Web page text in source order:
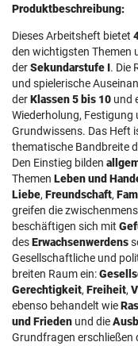
Produktbeschreibung:
Dieses Arbeitsheft bietet
den wichtigsten Themen
derSekundarstufe I. Die
und spielerische
derKlassen 5 bis 10 und
Wiederholung,
Grundwissens. Das Heft
thematische Bandbreite
Den Einstieg bilden
Themen Leben und
Liebe, Freundschaft,
greifen die
beschäftigen sich mit
desErwachsenwerdens
Gesellschaftliche und
breiten Raum ein:
Gerechtigkeit, Freiheit,
ebenso behandelt wie
und Frieden und die
Grundfragen erschließen